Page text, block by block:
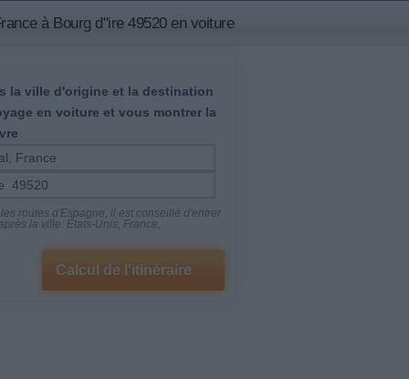
à Bourg d"ire 49520 en voiture
la ville d'origine et la destination
en voiture et vous montrer la
routes d'Espagne, il est conseillé d'entrer
la ville: États-Unis, France,